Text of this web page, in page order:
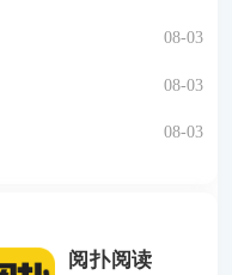
08-03
08-03
08-03
阅扑阅读